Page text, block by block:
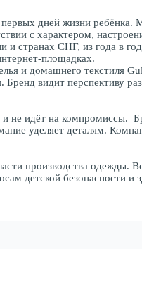
дней жизни
с характером,
странах СНГ, из года в
площадках.
и домашнего текстиля
видит перспективу
не идёт на компромиссы.
уделяет деталям.
производства одежды.
детской безопасности и